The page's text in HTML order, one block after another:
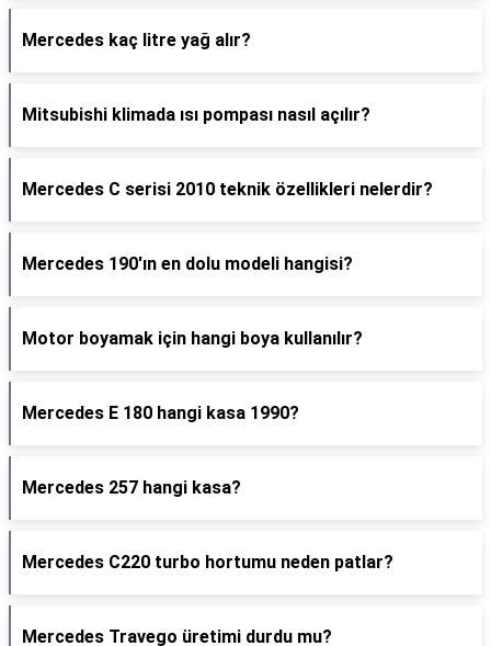
Mercedes kaç litre yağ alır?
Mitsubishi klimada ısı pompası nasıl açılır?
Mercedes C serisi 2010 teknik özellikleri nelerdir?
Mercedes 190'ın en dolu modeli hangisi?
Motor boyamak için hangi boya kullanılır?
Mercedes E 180 hangi kasa 1990?
Mercedes 257 hangi kasa?
Mercedes C220 turbo hortumu neden patlar?
Mercedes Travego üretimi durdu mu?